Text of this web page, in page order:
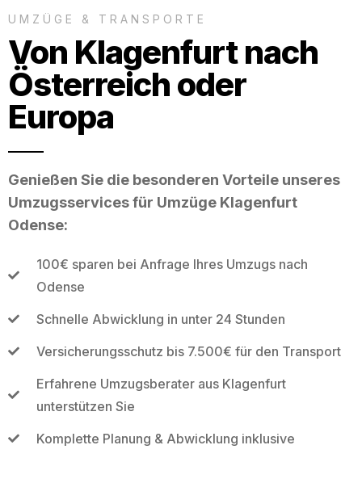
UMZÜGE & TRANSPORTE
Von Klagenfurt nach
Österreich oder
Europa
Genießen Sie die besonderen Vorteile unseres
Umzugsservices für Umzüge Klagenfurt
Odense:
100€ sparen bei Anfrage Ihres Umzugs nach
Odense
Schnelle Abwicklung in unter 24 Stunden
Versicherungsschutz bis 7.500€ für den Transport
Erfahrene Umzugsberater aus Klagenfurt
unterstützen Sie
Komplette Planung & Abwicklung inklusive